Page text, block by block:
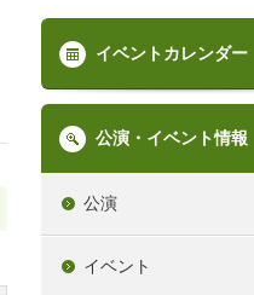
イベントカレンダー
公演・イベント情報
公演
イベント